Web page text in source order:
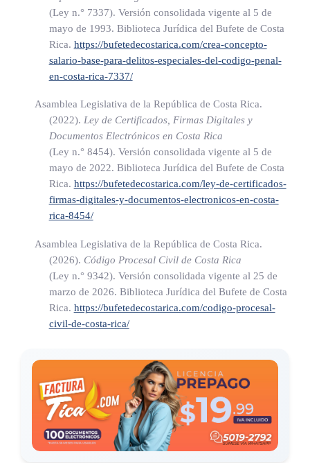
cambio o pagaré que obedezca a un hecho producido con
anterioridad. El acto que se inscriba primero en el
Registro Centralizado tendrá prioridad sobre los
posteriores.
mismo derecho deberán estar encadenadas, cronológica,
secuencial e ininterrumpidamente, de modo que quien
trasmite la letra de cambio o pagaré electrónico, o el
derecho de control sobre estos, aparezca previamente en
la inscripción.
c) Principio de rogación: para la realización de cada
tenedor.
d) Principio de buena fe: la persona que aparezca como
titular en la anotación en cuenta se presumirá como
legítimo tenedor de la letra de cambio o pagaré
electrónicos.
ARTÍCULO 13
Funciones de los Registros Centralizados.
Los Registros Centralizados tendrán las siguientes funciones:
(Ley n.° 7337). Versión consolidada vigente al 5 de
mayo de 1993. Biblioteca Jurídica del Bufete de Costa
Rica. https://bufetedecostarica.com/crea-concepto-
salario-base-para-delitos-especiales-del-codigo-penal-
en-costa-rica-7337/
Asamblea Legislativa de la República de Costa Rica.
(2022). Ley de Certificados, Firmas Digitales y
Documentos Electrónicos en Costa Rica
(Ley n.° 8454). Versión consolidada vigente al 5 de
mayo de 2022. Biblioteca Jurídica del Bufete de Costa
Rica. https://bufetedecostarica.com/ley-de-certificados-
firmas-digitales-y-documentos-electronicos-en-costa-
rica-8454/
Asamblea Legislativa de la República de Costa Rica.
(2026). Código Procesal Civil de Costa Rica
(Ley n.° 9342). Versión consolidada vigente al 25 de
marzo de 2026. Biblioteca Jurídica del Bufete de Costa
Rica. https://bufetedecostarica.com/codigo-procesal-
civil-de-costa-rica/